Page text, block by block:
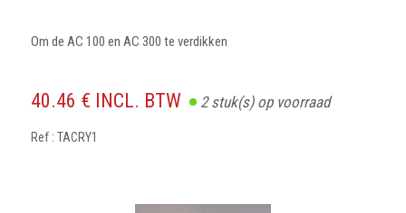
Om de AC 100 en AC 300 te verdikken
40.46 € INCL. BTW 2stuk(s) op voorraad
Ref : TACRY1